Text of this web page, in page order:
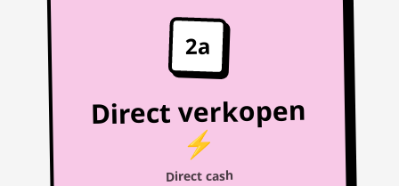
2a
Direct verkopen
⚡
Direct cash